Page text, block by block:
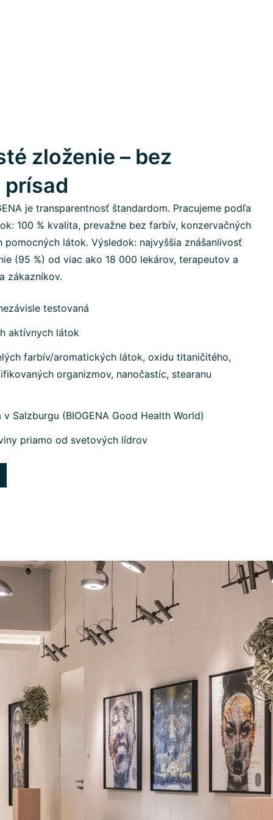
zloženie – bez
je transparentnosť štandardom. Pracujeme podľa
100 % kvalita, prevažne bez farbív, konzervačných
pomocných látok. Výsledok: najvyššia znášanlivosť
(95 %) od viac ako 18 000 lekárov, terapeutov a
zákazníkov.
testovaná
aktívnych látok
farbív/aromatických látok, oxidu titaničitého,
organizmov, nanočastíc, stearanu
Salzburgu (BIOGENA Good Health World)
priamo od svetových lídrov